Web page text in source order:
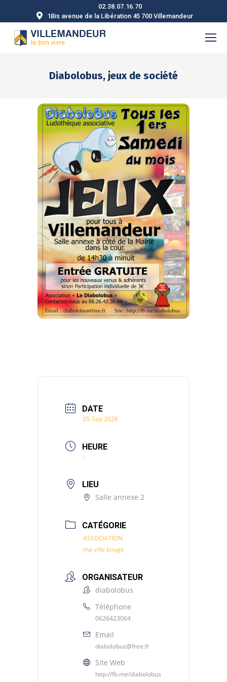
02.38.07.16.70
1Bis avenue de la Libération 45 700 Villemandeur
Diabolobus, jeux de société
DATE
05 Sep 2026
HEURE
-
LIEU
Salle annexe 2
CATÉGORIE
ASSOCIATION
ma ville bouge
ORGANISATEUR
diabolobus
Téléphone
0626423064
Email
diabolobus@free.fr
Site Web
http://fb.me/diabolobus